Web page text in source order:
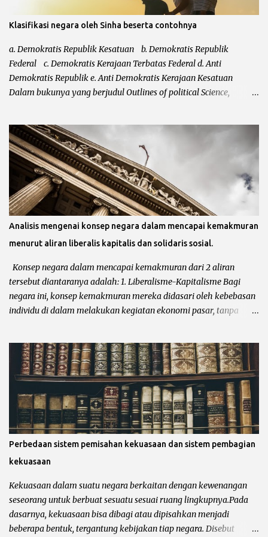
Klasifikasi negara oleh Sinha beserta contohnya
a. Demokratis Republik Kesatuan b. Demokratis Republik
Federal c. Demokratis Kerajaan Terbatas Federal d. Anti
Demokratis Republik e. Anti Demokratis Kerajaan Kesatuan
Dalam bukunya yang berjudul Outlines of political Science,
tidak memasukkan bentuk negara totaliter ataupun otoriter
kedalam klasifikasi negara. Setelah klasifikasi Leacock diperbaiki
masih juga belum sempurna, hal ini karena belum
ditempatkannya negara-negara demokrasi modern dan
demokrasi kuno. Maka setelah itu, Shina menyempurnakan
klasifikasi Leacock dengan bentuk-bentuk totaliter atau otoriter
dan yang bersifat anti demokrasi. a. Demokratis Republik
tunggal dan didalamnya tidak terdapat negara bagian. Negara
kesatuan menempatkan pemerintah pusat sebagai otoritas
tertinggi. Sementara wilayah-wilayah administratif di...
Analisis mengenai konsep negara dalam mencapai kemakmuran
menurut aliran liberalis kapitalis dan solidaris sosial.
Konsep negara dalam mencapai kemakmuran dari 2 aliran
tersebut diantaranya adalah: 1. Liberalisme-Kapitalisme Bagi
negara ini, konsep kemakmuran mereka didasari oleh kebebasan
individu di dalam melakukan kegiatan ekonomi pasar, tanpa
berkreasi dalam bidang ekonomi tanpa diikut campur oleh
pemerintah, maka dengan sendirinya akan memakmurkan
negara dan rakyatnya. 2. Solidaritas Sosial Konsep solidaritas
sosial tidak lepas dari ideologi sosialisme atau Komunisme.
Menurut mereka konsep kemakmuran adalah dengan adanya
kesetaraan antar semua rakyat yang dikontrol oleh pemerintah
pusat. Artinya semua kekayaan suatu negara adalah milik
solidaritas sosial, yang menjunjung tinggi kesamaan derajat
sesama manusia yang kesejahteraannya dijamin oleh
pemerintah pusat. Contoh neg...
Perbedaan sistem pemisahan kekuasaan dan sistem pembagian
kekuasaan
Kekuasaan dalam suatu negara berkaitan dengan kewenangan
seseorang untuk berbuat sesuatu sesuai ruang lingkupnya.Pada
dasarnya, kekuasaan bisa dibagi atau dipisahkan menjadi
beberapa bentuk, tergantung kebijakan tiap negara. Disebut